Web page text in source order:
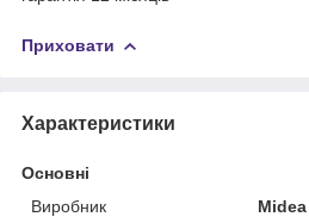
Приховати
Характеристики
Основні
Виробник
Midea